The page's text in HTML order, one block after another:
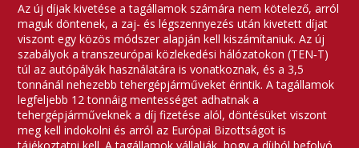
Az új díjak kivetése a tagállamok számára nem kötelező, arról
maguk döntenek, a zaj- és légszennyezés után kivetett díjat
viszont egy közös módszer alapján kell kiszámítaniuk. Az új
szabályok a transzeurópai közlekedési hálózatokon (TEN‑T)
túl az autópályák használatára is vonatkoznak, és a 3,5
tonnánál nehezebb tehergépjárműveket érintik. A tagállamok
legfeljebb 12 tonnáig mentességet adhatnak a
tehergépjárműveknek a díj fizetése alól, döntésüket viszont
meg kell indokolni és arról az Európai Bizottságot is